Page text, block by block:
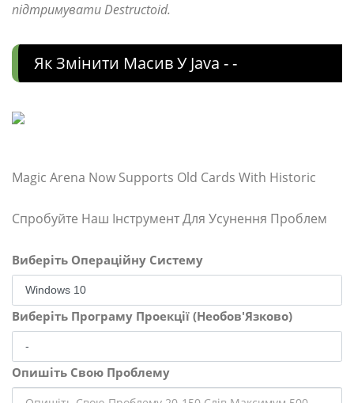
підтримувати Destructoid.
Як Змінити Масив У Java - -
Magic Arena Now Supports Old Cards With Historic
Спробуйте Наш Інструмент Для Усунення Проблем
Виберіть Операційну Систему
Виберіть Програму Проекції (Необов'Язково)
Опишіть Свою Проблему